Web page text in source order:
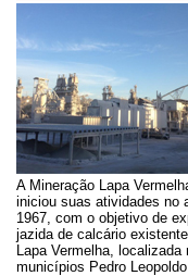
A Mineração Lapa
iniciou suas atividades no
1967, com o objetivo de
jazida de calcário
Lapa Vermelha, localizada
municípios Pedro